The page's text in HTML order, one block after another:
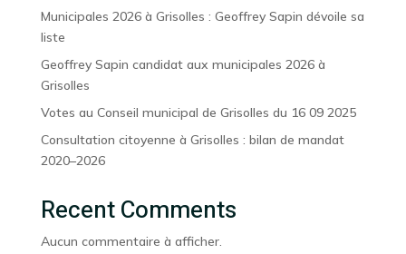
Municipales 2026 à Grisolles : Geoffrey Sapin dévoile sa
liste
Geoffrey Sapin candidat aux municipales 2026 à
Grisolles
Votes au Conseil municipal de Grisolles du 16 09 2025
Consultation citoyenne à Grisolles : bilan de mandat
2020–2026
Recent Comments
Aucun commentaire à afficher.